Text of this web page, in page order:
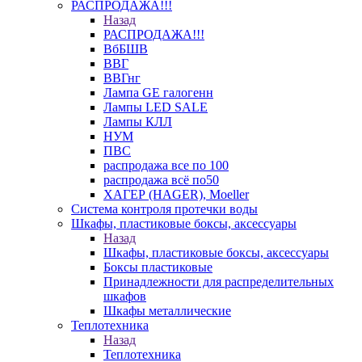
РАСПРОДАЖА!!!
Назад
РАСПРОДАЖА!!!
ВбБШВ
ВВГ
ВВГнг
Лампа GE галогенн
Лампы LED SALE
Лампы КЛЛ
НУМ
ПВС
распродажа все по 100
распродажа всё по50
ХАГЕР (HAGER), Moeller
Система контроля протечки воды
Шкафы, пластиковые боксы, аксессуары
Назад
Шкафы, пластиковые боксы, аксессуары
Боксы пластиковые
Принадлежности для распределительных
шкафов
Шкафы металлические
Теплотехника
Назад
Теплотехника